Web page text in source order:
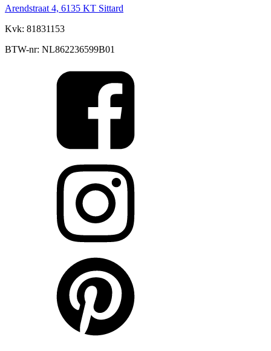
Arendstraat 4, 6135 KT Sittard
Kvk: 81831153
BTW-nr: NL862236599B01